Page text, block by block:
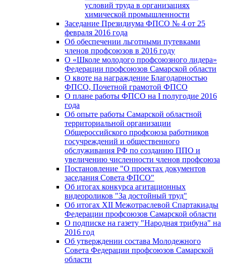
условий труда в организациях
химической промышленности
Заседание Президиума ФПСО № 4 от 25
февраля 2016 года
Об обеспечении льготными путевками
членов профсоюзов в 2016 году
О «Школе молодого профсоюзного лидера»
Федерации профсоюзов Самарской области
О квоте на награждение Благодарностью
ФПСО, Почетной грамотой ФПСО
О плане работы ФПСО на I полугодие 2016
года
Об опыте работы Самарской областной
территориальной организации
Общероссийского профсоюза работников
госучреждений и общественного
обслуживания РФ по созданию ППО и
увеличению численности членов профсоюза
Постановление "О проектах документов
заседания Совета ФПСО"
Об итогах конкурса агитационных
видеороликов "За достойный труд"
Об итогах XII Межотраслевой Спартакиады
Федерации профсоюзов Самарской области
О подписке на газету "Народная трибуна" на
2016 год
Об утверждении состава Молодежного
Совета Федерации профсоюзов Самарской
области